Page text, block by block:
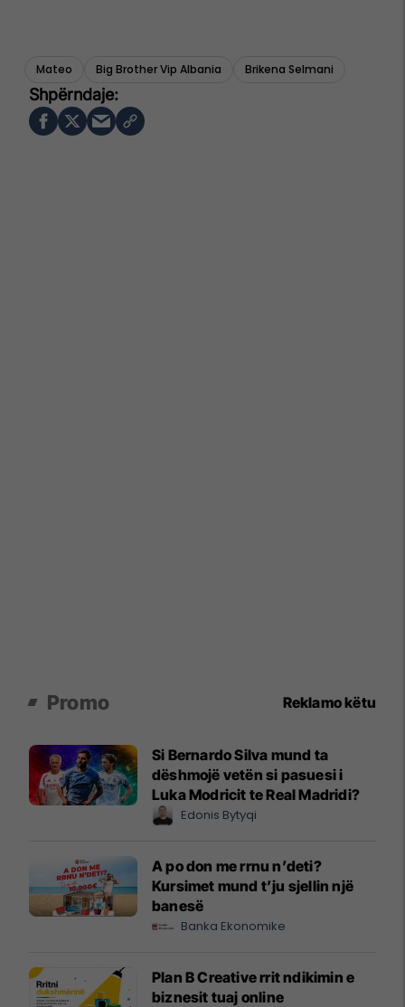
Mateo Big Brother Vip Albania Brikena Selmani
Promo Reklamo këtu
Si Bernardo Silva mund ta
dëshmojë vetën si pasuesi i
Luka Modricit te Real Madridi?
Edonis Bytyqi
A po don me rrnu n’deti?
Kursimet mund t’ju sjellin një
banesë
Banka Ekonomike
Plan B Creative rrit ndikimin e
biznesit tuaj online